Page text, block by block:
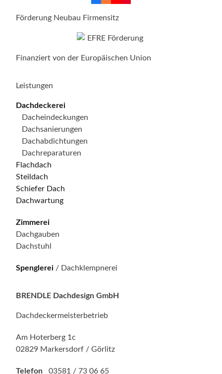
Förderung Neubau Firmensitz
Finanziert von der Europäischen Union
Leistungen
Dachdeckerei
Dacheindeckungen
Dachsanierungen
Dachabdichtungen
Dachreparaturen
Flachdach
Steildach
Schiefer Dach
Dachwartung
Zimmerei
Dachgauben
Dachstuhl
Spenglerei / Dachklempnerei
BRENDLE Dachdesign GmbH
Dachdeckermeisterbetrieb
Am Hoterberg 1c
02829 Markersdorf / Görlitz
Telefon 03581 / 73 06 65